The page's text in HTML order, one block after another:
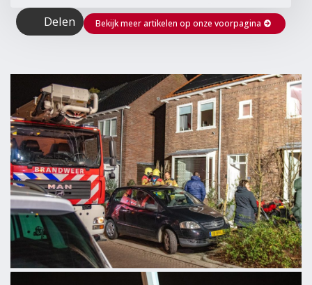
Delen Bekijk meer artikelen op onze voorpagina